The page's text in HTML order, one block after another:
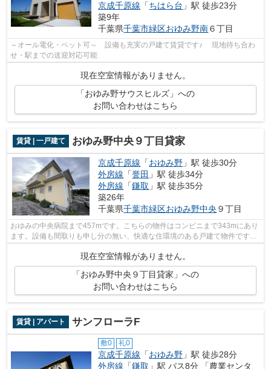
京成千原線 「ちはら台 」駅 徒歩23分
築9年
千葉県千葉市緑区おゆみ野南６丁目
～オール電化・ペット可～ 設備も充実の戸建て賃貸です♪ 現地待ち合わ
せ・駅までの送迎対応可能
現在空室情報がありません。
「おゆみ野サウスヒルズ」への
お問い合わせはこちら
賃貸 | 一戸建て おゆみ野中央９丁目貸家
京成千原線 「おゆみ野 」駅 徒歩30分
外房線 「誉田 」駅 徒歩34分
外房線 「鎌取 」駅 徒歩35分
築26年
千葉県千葉市緑区おゆみ野中央 ９丁目
おゆみの中央病院まで457mです。こちらの物件はコンビニまで343mにあり
ます。設備も間取りも申し分の無い、快適な住環境のある戸建て物件です。
現在空室情報がありません。
「おゆみ野中央９丁目貸家」への
お問い合わせはこちら
賃貸 | アパート サンフローラF
敷0 礼0
京成千原線 「おゆみ野 」駅 徒歩28分
外房線 「鎌取 」駅 バス8分 「農業センタ